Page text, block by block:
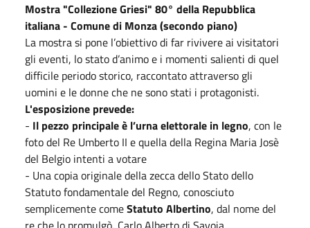
Mostra "Collezione Griesi" 80° della Repubblica
italiana - Comune di Monza (secondo piano)
La mostra si pone l’obiettivo di far rivivere ai visitatori
gli eventi, lo stato d’animo e i momenti salienti di quel
difficile periodo storico, raccontato attraverso gli
uomini e le donne che ne sono stati i protagonisti.
L'esposizione prevede:
- Il pezzo principale è l’urna elettorale in legno, con le
foto del Re Umberto II e quella della Regina Maria Josè
del Belgio intenti a votare
- Una copia originale della zecca dello Stato dello
Statuto fondamentale del Regno, conosciuto
semplicemente comeStatuto Albertino, dal nome del